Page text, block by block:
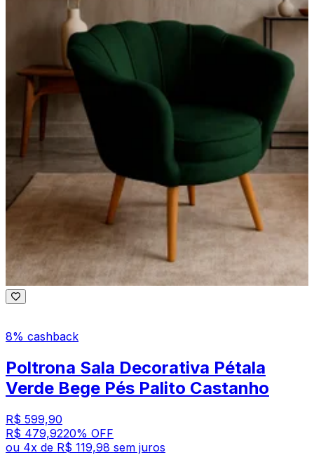
8% cashback
Poltrona Sala Decorativa Pétala
Verde Bege Pés Palito Castanho
R$ 599,90
R$ 479,9220% OFF
ou 4x de R$ 119,98 sem juros